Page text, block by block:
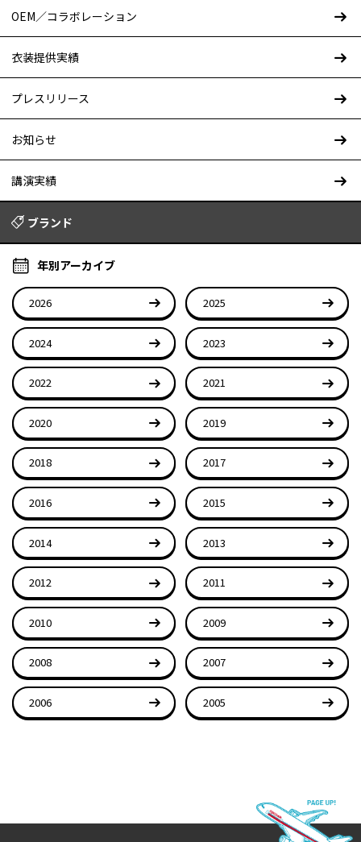
OEM／コラボレーション
衣装提供実績
プレスリリース
お知らせ
講演実績
ブランド
年別アーカイブ
2026 2025
2024 2023
2022 2021
2020 2019
2018 2017
2016 2015
2014 2013
2012 2011
2010 2009
2008 2007
2006 2005